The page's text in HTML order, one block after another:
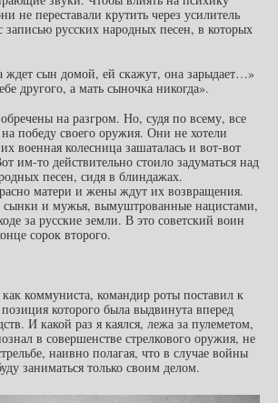
не переставали крутить через усилитель
русских народных песен, в которых
ждет сын домой, ей скажут, она зарыдает…»
другого, а мать сыночка никогда».
на разгром. Но, судя по всему, все
победу своего оружия. Они не хотели
военная колесница зашаталась и вот-вот
им-то действительно стоило задуматься над
песен, сидя в блиндажах.
матери и жены ждут их возвращения.
и мужья, вымуштрованные нацистами,
за русские земли. В это советский воин
сорок второго.
коммуниста, командир роты поставил к
которого была выдвинута вперед
И какой раз я каялся, лежа за пулеметом,
в совершенстве стрелкового оружия, не
наивно полагая, что в случае войны
заниматься только своим делом.